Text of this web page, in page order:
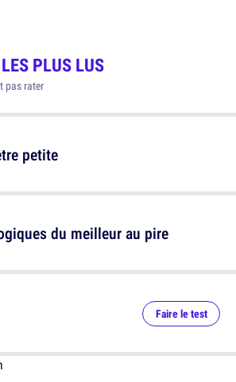
LES PLUS LUS
pas rater
petite
du meilleur au pire
Faire le test